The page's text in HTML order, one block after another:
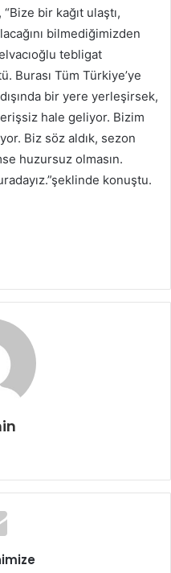
bir kağıt ulaştı,
bilmediğimizden
tebligat
Burası Tüm Türkiye’ye
bir yere yerleşirsek,
hale geliyor. Bizim
Biz söz aldık, sezon
huzursuz olmasın.
konuştu.